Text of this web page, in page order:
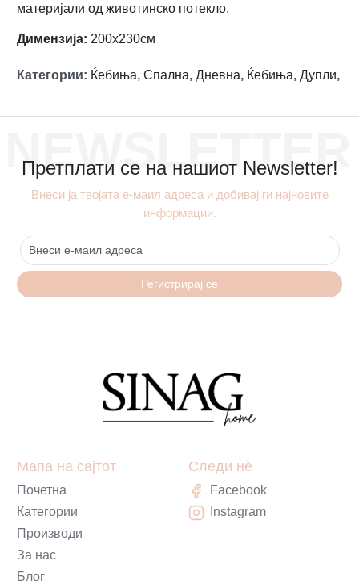
материјали од животинско потекло.
Димензија: 200х230см
Категории: Ќебиња, Спална, Дневна, Ќебиња, Дупли,
NEWSLETTER
Претплати се на нашиот Newsletter!
Внеси ја твојата е-маил адреса и добивај ги најновите
информации.
Регистрирај се
Мапа на сајтот
Почетна
Категории
Производи
За нас
Блог
Следи нè
Facebook
Instagram